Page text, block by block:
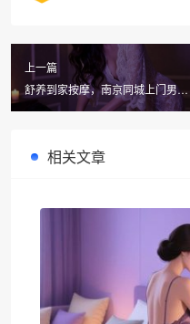
上一篇
舒养到家按摩，南京同城上门男士
按摩服务全解析
相关文章